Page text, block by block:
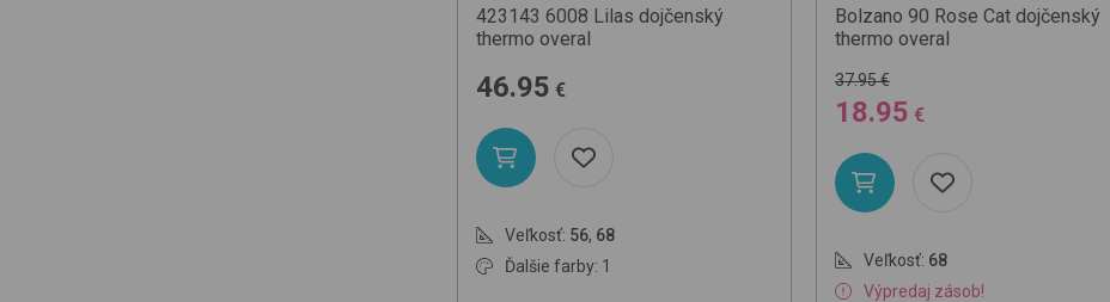
423143 6008 Lilas dojčenský
thermo overal
46.95 €
Veľkosť: 56, 68
Ďalšie farby: 1
Bolzano 90 Rose Cat dojčenský
thermo overal
37.95 €
18.95 €
Veľkosť: 68
Výpredaj zásob!